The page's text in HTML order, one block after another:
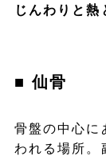
じんわりと熱
■ 仙骨
骨盤の中心に
われる場所。